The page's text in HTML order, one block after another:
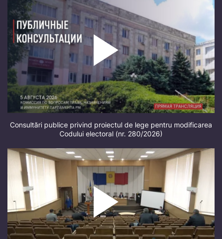
Consultări publice privind proiectul de lege pentru modificarea
Codului electoral (nr. 280/2026)